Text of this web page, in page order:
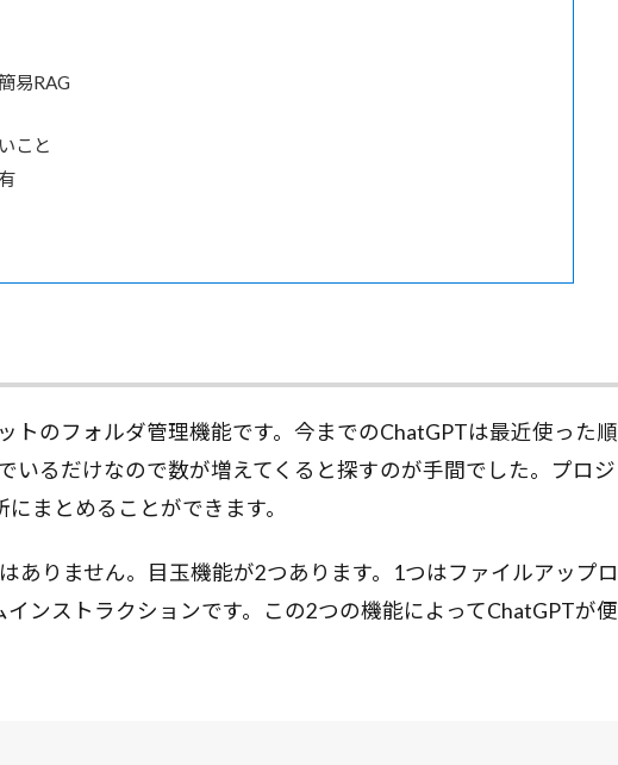
易RAG
こと
トのフォルダ管理機能です。今までのChatGPTは最近使った順
いるだけなので数が増えてくると探すのが手間でした。プロジ
まとめることができます。
ありません。目玉機能が2つあります。1つはファイルアップロ
ンストラクションです。この2つの機能によってChatGPTが便